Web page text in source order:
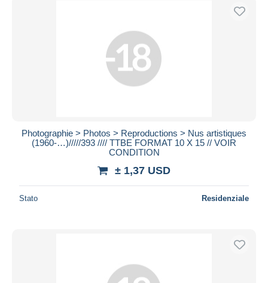
Photographie > Photos > Reproductions > Nus artistiques
(1960-…)/////393 //// TTBE FORMAT 10 X 15 // VOIR
CONDITION
± 1,37 USD
Stato Residenziale